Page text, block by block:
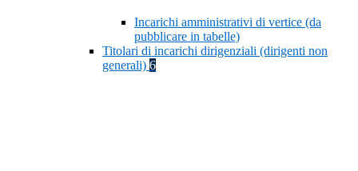
Incarichi amministrativi di vertice (da
pubblicare in tabelle)
Titolari di incarichi dirigenziali (dirigenti non
generali) 6